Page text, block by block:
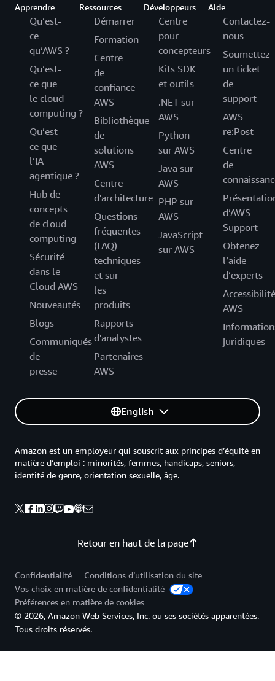
Apprendre
Qu’est-
ce
qu’AWS ?
Qu’est-
ce que
le cloud
computing ?
Qu’est-
ce que
l’IA
agentique ?
Hub de
concepts
de cloud
computing
Sécurité
dans le
Cloud AWS
Nouveautés
Blogs
Communiqués
de
presse
Ressources
Démarrer
Formation
Centre
de
confiance
AWS
Bibliothèque
de
solutions
AWS
Centre
d'architecture
Questions
fréquentes
(FAQ)
techniques
et sur
les
produits
Rapports
d'analystes
Partenaires
AWS
Développeurs
Centre
pour
concepteurs
Kits SDK
et outils
.NET sur
AWS
Python
sur AWS
Java sur
AWS
PHP sur
AWS
JavaScript
sur AWS
Aide
Contactez-
nous
Soumettez
un ticket
de
support
AWS
re:Post
Centre
de
d’AWS
Support
Obtenez
l’aide
d’experts
Accessibilité
AWS
juridiques
English
Retour en haut de la page
Amazon est un employeur qui souscrit aux principes d’équité en
matière d’emploi : minorités, femmes, handicaps, seniors,
identité de genre, orientation sexuelle, âge.
Confidentialité
Conditions d’utilisation du site
Vos choix en matière de confidentialité
Préférences en matière de cookies
© 2026, Amazon Web Services, Inc. ou ses sociétés apparentées.
Tous droits réservés.